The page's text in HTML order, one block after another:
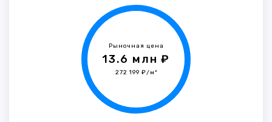
Рыночная цена
13.6 млн ₽
272 199 ₽/м²